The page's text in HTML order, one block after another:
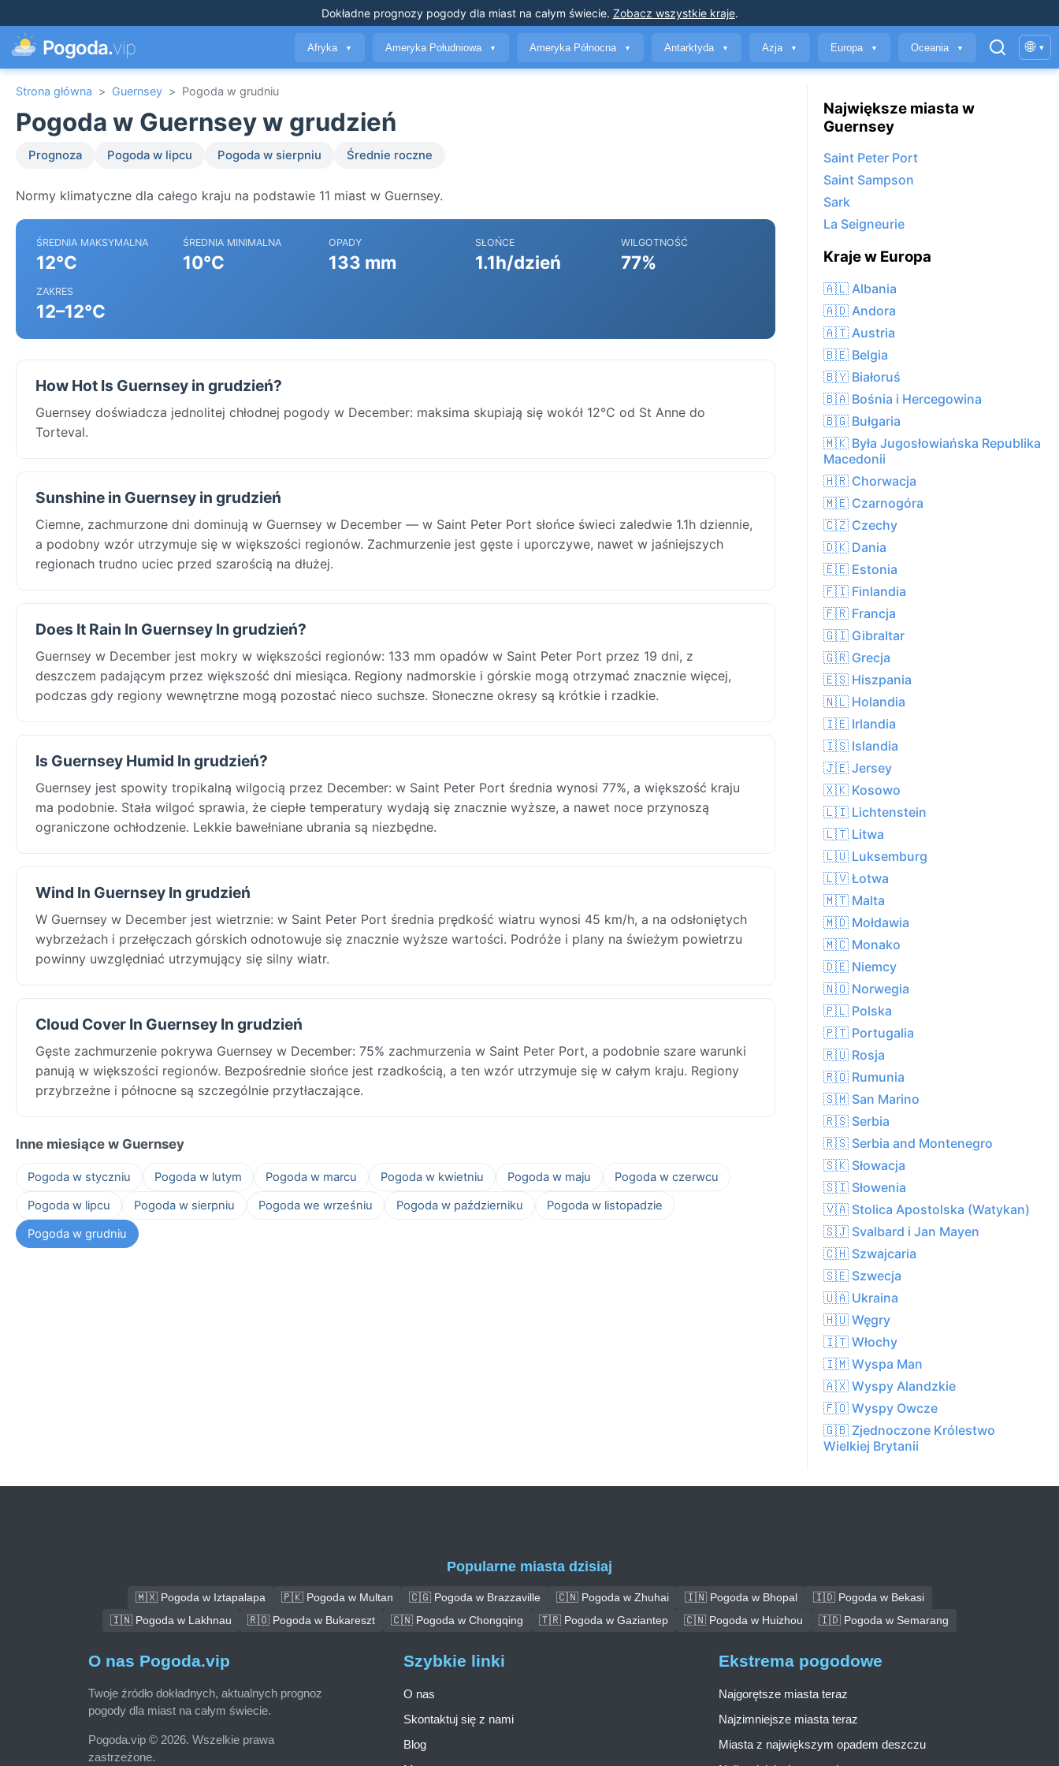
Dokładne prognozy pogodydla miast na całym świecie. Zobacz wszystkie kraje.
Pogoda.vip Afryka ▼ Ameryka Południowa ▼ Ameryka Północna ▼ Antarktyda ▼ Azja ▼ Europa ▼ Oceania ▼ 🌐 ▾
Strona główna > Guernsey > Pogoda w grudniu
Pogoda w Guernsey w grudzień
Prognoza Pogoda w lipcu Pogoda w sierpniu Średnie roczne
Normy klimatyczne dla całego kraju na podstawie 11 miast w Guernsey.
ŚREDNIA MAKSYMALNA
12°C
ŚREDNIA MINIMALNA
10°C
OPADY
133 mm
SŁOŃCE
1.1h/dzień
WILGOTNOŚĆ
77%
ZAKRES
12–12°C
How Hot Is Guernsey in grudzień?
Guernsey doświadcza jednolitej chłodnej pogody w December: maksima skupiają się wokół 12°C od St Anne do
Torteval.
Sunshine in Guernsey in grudzień
Ciemne, zachmurzone dni dominują w Guernsey w December — w Saint Peter Port słońce świeci zaledwie 1.1h dziennie,
a podobny wzór utrzymuje się w większości regionów. Zachmurzenie jest gęste i uporczywe, nawet w jaśniejszych
regionach trudno uciec przed szarością na dłużej.
Does It Rain In Guernsey In grudzień?
Guernsey w December jest mokry w większości regionów: 133 mm opadów w Saint Peter Port przez 19 dni, z
deszczem padającym przez większość dni miesiąca. Regiony nadmorskie i górskie mogą otrzymać znacznie więcej,
podczas gdy regiony wewnętrzne mogą pozostać nieco suchsze. Słoneczne okresy są krótkie i rzadkie.
Is Guernsey Humid In grudzień?
Guernsey jest spowity tropikalną wilgocią przez December: w Saint Peter Port średnia wynosi 77%, a większość kraju
ma podobnie. Stała wilgoć sprawia, że ciepłe temperatury wydają się znacznie wyższe, a nawet noce przynoszą
ograniczone ochłodzenie. Lekkie bawełniane ubrania są niezbędne.
Wind In Guernsey In grudzień
W Guernsey w December jest wietrznie: w Saint Peter Port średnia prędkość wiatru wynosi 45 km/h, a na odsłoniętych
wybrzeżach i przełęczach górskich odnotowuje się znacznie wyższe wartości. Podróże i plany na świeżym powietrzu
powinny uwzględniać utrzymujący się silny wiatr.
Cloud Cover In Guernsey In grudzień
Gęste zachmurzenie pokrywa Guernsey w December: 75% zachmurzenia w Saint Peter Port, a podobnie szare warunki
panują w większości regionów. Bezpośrednie słońce jest rzadkością, a ten wzór utrzymuje się w całym kraju. Regiony
przybrzeżne i północne są szczególnie przytłaczające.
Inne miesiące w Guernsey
Pogoda w styczniu Pogoda w lutym Pogoda w marcu Pogoda w kwietniu Pogoda w maju
Pogoda w czerwcu
Pogoda w lipcu
Pogoda w sierpniu Pogoda we wrześniu Pogoda w październiku
Pogoda w listopadzie
Pogoda w grudniu
Największe miasta w
Guernsey
Saint Peter Port
Saint Sampson
Sark
La Seigneurie
Kraje w Europa
🇦🇱 Albania
🇦🇩 Andora
🇦🇹 Austria
🇧🇪 Belgia
🇧🇾 Białoruś
🇧🇦 Bośnia i Hercegowina
🇧🇬 Bułgaria
🇲🇰 Była Jugosłowiańska Republika
Macedonii
🇭🇷 Chorwacja
🇲🇪 Czarnogóra
🇨🇿 Czechy
🇩🇰 Dania
🇪🇪 Estonia
🇫🇮 Finlandia
🇫🇷 Francja
🇬🇮 Gibraltar
🇬🇷 Grecja
🇪🇸 Hiszpania
🇳🇱 Holandia
🇮🇪 Irlandia
🇮🇸 Islandia
🇯🇪 Jersey
🇽🇰 Kosowo
🇱🇮 Lichtenstein
🇱🇹 Litwa
🇱🇺 Luksemburg
🇱🇻 Łotwa
🇲🇹 Malta
🇲🇩 Mołdawia
🇲🇨 Monako
🇩🇪 Niemcy
🇳🇴 Norwegia
🇵🇱 Polska
🇵🇹 Portugalia
🇷🇺 Rosja
🇷🇴 Rumunia
🇸🇲 San Marino
🇷🇸 Serbia
🇷🇸 Serbia and Montenegro
🇸🇰 Słowacja
🇸🇮 Słowenia
🇻🇦 Stolica Apostolska (Watykan)
🇸🇯 Svalbard i Jan Mayen
🇨🇭 Szwajcaria
🇸🇪 Szwecja
🇺🇦 Ukraina
🇭🇺 Węgry
🇮🇹 Włochy
🇮🇲 Wyspa Man
🇦🇽 Wyspy Alandzkie
🇫🇴 Wyspy Owcze
🇬🇧 Zjednoczone Królestwo
Wielkiej Brytanii
Popularne miasta dzisiaj
🇲🇽 Pogoda w Iztapalapa 🇵🇰 Pogoda w Multan 🇨🇬 Pogoda w Brazzaville 🇨🇳 Pogoda w Zhuhai 🇮🇳 Pogoda w Bhopal
🇮🇩 Pogoda w Bekasi
🇮🇳 Pogoda w Lakhnau
🇷🇴 Pogoda w Bukareszt 🇨🇳 Pogoda w Chongqing 🇹🇷 Pogoda w Gaziantep 🇨🇳 Pogoda w Huizhou 🇮🇩 Pogoda w Semarang
O nas Pogoda.vip
Twoje źródło dokładnych, aktualnych prognoz
pogody dla miast na całym świecie.
Pogoda.vip © 2026. Wszelkie prawa
zastrzeżone.
Szybkie linki
O nas
Skontaktuj się z nami
Blog
Ekstrema pogodowe
Najgorętsze miasta teraz
Najzimniejsze miasta teraz
Miasta z największym opadem deszczu